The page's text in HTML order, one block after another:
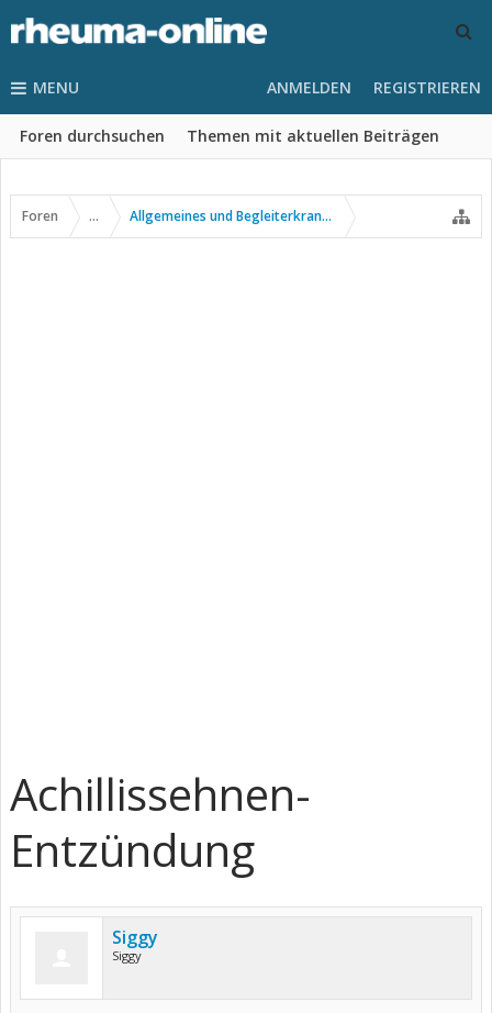
MENU
Foren durchsuchen Themen mit aktuellen Beiträgen
ANMELDEN REGISTRIEREN
Foren ... Allgemeines und Begleiterkrankungen
Achillissehnen-
Entzündung
Siggy
Siggy